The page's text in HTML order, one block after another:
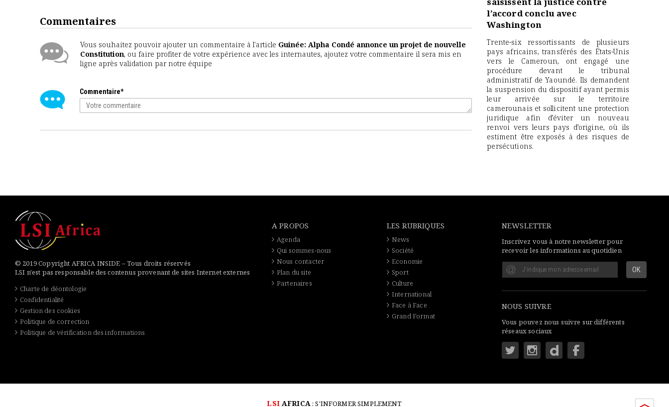
Commentaires
Vous souhaitez pouvoir ajouter un commentaire à l'article Guinée: Alpha Condé annonce un projet de nouvelle
Constitution, ou faire profiter de votre expérience avec les internautes, ajoutez votre commentaire il sera mis en
ligne après validation par notre équipe
Commentaire*
l’accord conclu avec
Washington
Trente-six ressortissants de plusieurs
pays africains, transférés des États-Unis
vers le Cameroun, ont engagé une
procédure devant le tribunal
administratif de Yaoundé. Ils demandent
la suspension du dispositif ayant permis
leur arrivée sur le territoire
camerounais et sollicitent une protection
juridique afin d’éviter un nouveau
renvoi vers leurs pays d’origine, où ils
estiment être exposés à des risques de
persécutions.
© 2019 Copyright AFRICA INSIDE – Tous droits réservés
LSI n'est pas responsable des contenus provenant de sites Internet externes
Charte de déontologie
Confidentialité
Gestion des cookies
Politique de correction
Politique de vérification des informations
A PROPOS
Agenda
Qui sommes-nous
Nous contacter
Plan du site
Partenaires
LES RUBRIQUES
News
Société
Economie
Sport
Culture
International
Face à Face
Grand Format
NEWSLETTER
Inscrivez vous à notre newsletter pour
recevoir les informations au quotidien
NOUS SUIVRE
Vous pouvez nous suivre sur différents
réseaux sociaux
LSIAFRICA: S'INFORMER SIMPLEMENT